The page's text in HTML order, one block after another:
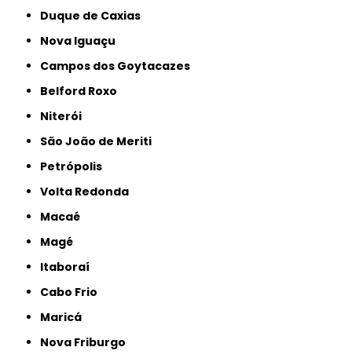
Duque de Caxias
Nova Iguaçu
Campos dos Goytacazes
Belford Roxo
Niterói
São João de Meriti
Petrópolis
Volta Redonda
Macaé
Magé
Itaboraí
Cabo Frio
Maricá
Nova Friburgo